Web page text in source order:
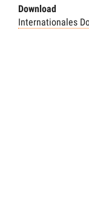
Download
Internationales